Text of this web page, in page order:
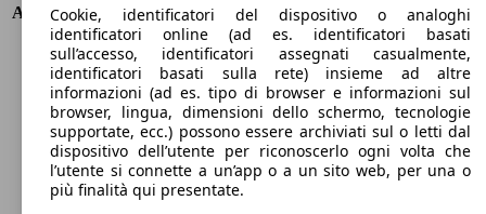
Accelerazione (0-100 km/h)
11.2s
Velocità massima (km/h)
130 km/h
Numero di marce
1
Coppia
260 nm
Cilindrata
-
Carburante
Elettrica
Cilindri
Trasmissione
Automatico
Tipo di trazione
Cookie, identificatori del dispositivo o analoghi
identificatori online (ad es. identificatori basati
sull’accesso, identificatori assegnati casualmente,
identificatori basati sulla rete) insieme ad altre
informazioni (ad es. tipo di browser e informazioni sul
browser, lingua, dimensioni dello schermo, tecnologie
supportate, ecc.) possono essere archiviati sul o letti dal
dispositivo dell’utente per riconoscerlo ogni volta che
l’utente si connette a un’app o a un sito web, per una o
più finalità qui presentate.